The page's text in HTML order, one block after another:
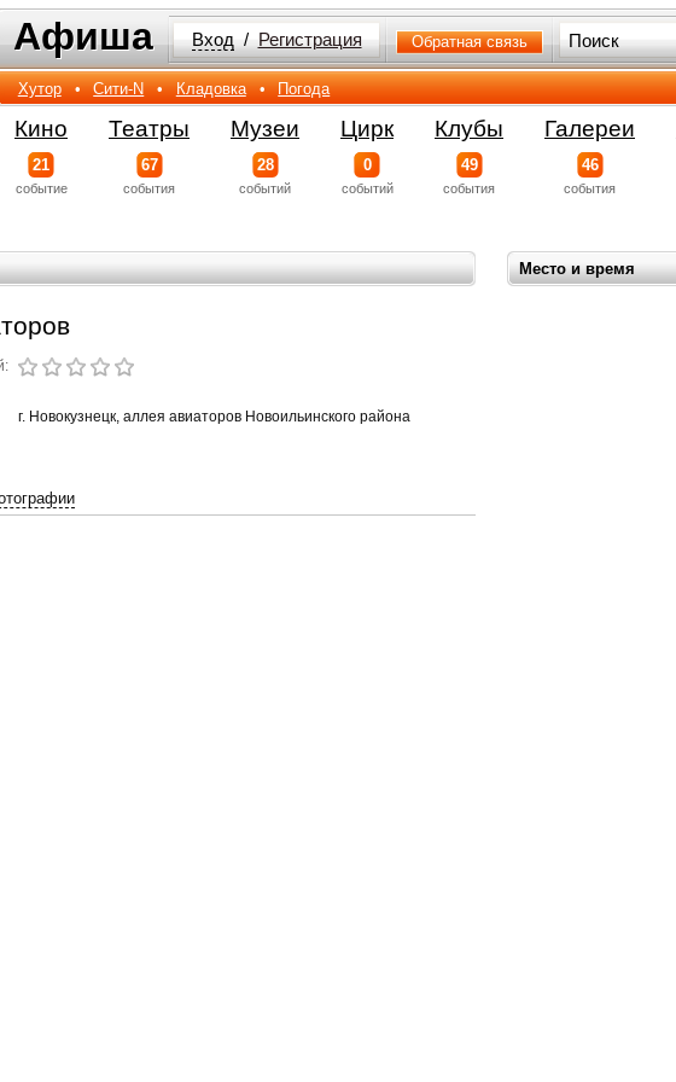
Афиша
Афиша Вход / Регистрация Обратная связь
Хутор • Сити-N • Кладовка • Погода
Кино
21
событиe
Театры
67
события
Музеи
28
событий
Цирк
0
событий
Клубы
49
события
Галереи
46
события
Место и время
г. Новокузнецк, аллея авиаторов Новоильинского района